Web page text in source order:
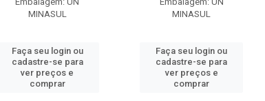
MINASUL
Faça seu login ou
cadastre-se para
ver preços e
comprar
MINASUL
Faça seu login ou
cadastre-se para
ver preços e
comprar